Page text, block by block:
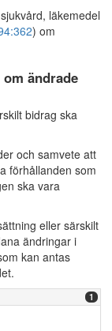
läkemedel
) om
ändrade
bidrag ska
och samvete att
förhållanden som
ska vara
eller särskilt
ändringar i
kan antas
1